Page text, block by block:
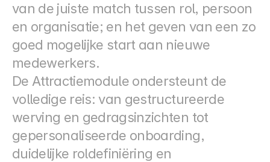
Experts
Prijzen
Select Language
van de juiste match tussen rol, persoon
en organisatie; en het geven van een zo
goed mogelijke start aan nieuwe
medewerkers.
De Attractiemodule ondersteunt de
volledige reis: van gestructureerde
werving en gedragsinzichten tot
gepersonaliseerde onboarding,
duidelijke roldefiniëring en